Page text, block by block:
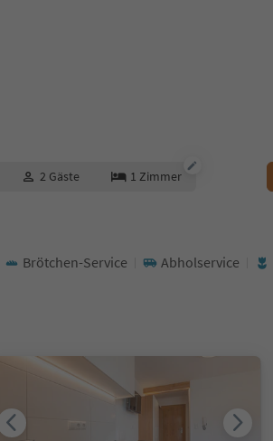
2 Gäste 1 Zimmer
Brötchen-Service Abholservice